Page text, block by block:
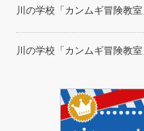
川の学校「カンムギ冒険教室
川の学校「カンムギ冒険教